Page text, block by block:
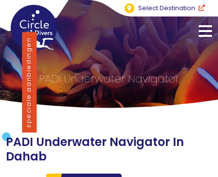
Select Destination
PADI Underwater Navigator
PADI Underwater Navigator In
Dahab
speciale aanbiedingen